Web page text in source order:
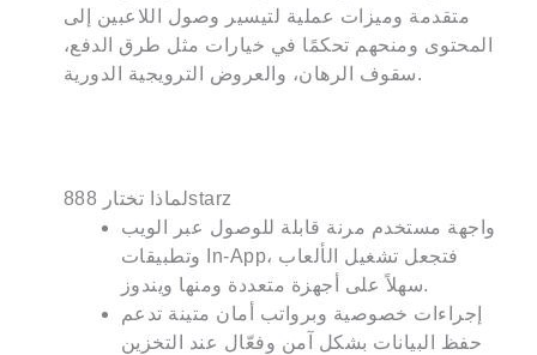
متقدمة وميزات عملية لتيسير وصول اللاعبين إلى
المحتوى ومنحهم تحكمًا في خيارات مثل طرق الدفع،
سقوف الرهان، والعروض الترويجية الدورية.
لماذا تختار 888starz
واجهة مستخدم مرنة قابلة للوصول عبر الويب
وتطبيقات In-App، فتجعل تشغيل الألعاب
سهلاً على أجهزة متعددة ومنها ويندوز.
إجراءات خصوصية وبرواتب أمان متينة تدعم
حفظ البيانات بشكل آمن وفعّال عند التخزين